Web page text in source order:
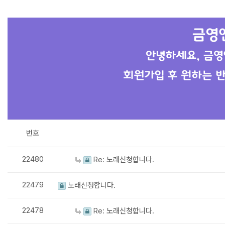
번호
22480 Re: 노래신청합니다.
22479 노래신청합니다.
22478 Re: 노래신청합니다.